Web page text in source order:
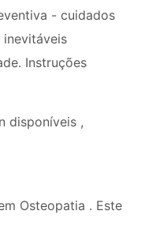
- cuidados
Instruções
disponíveis ,
Osteopatia . Este